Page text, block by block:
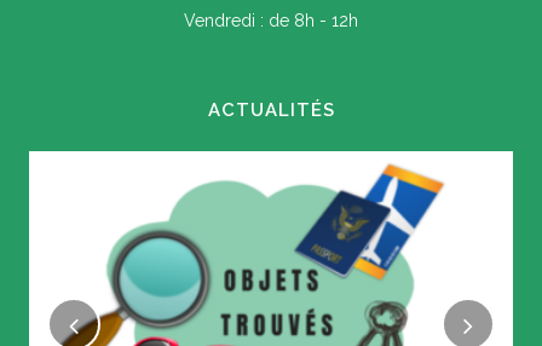
Vendredi : de 8h - 12h
ACTUALITÉS